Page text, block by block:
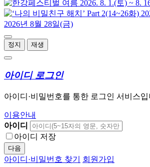
정지 재생
아이디 로그인
아이디·비밀번호를 통한 로그인 서비스입
이용안내
아이디
아이디 저장
다음
아이디·비밀번호 찾기 회원가입